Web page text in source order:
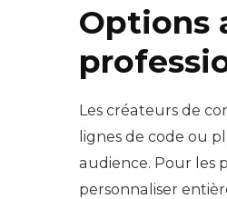
Options
Les créateurs de
lignes de code ou
audience. Pour les
personnaliser